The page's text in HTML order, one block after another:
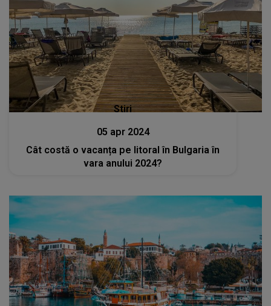
Stiri
05 apr 2024
Cât costă o vacanța pe litoral în Bulgaria în
vara anului 2024?